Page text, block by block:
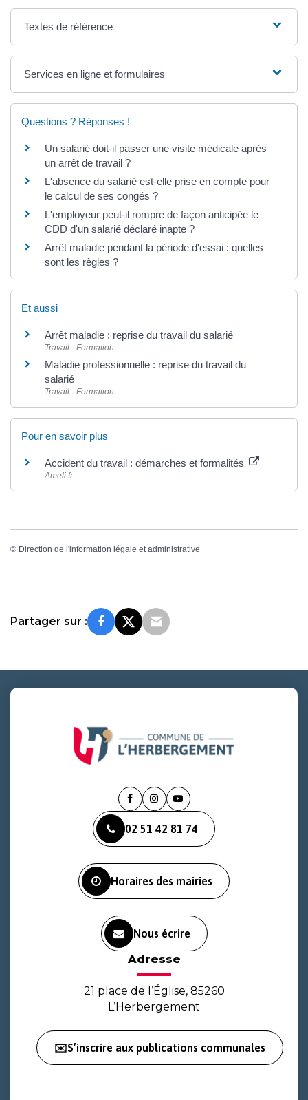
Textes de référence
Services en ligne et formulaires
Questions ? Réponses !
Un salarié doit-il passer une visite médicale après
un arrêt de travail ?
L'absence du salarié est-elle prise en compte pour
le calcul de ses congés ?
L'employeur peut-il rompre de façon anticipée le
CDD d'un salarié déclaré inapte ?
Arrêt maladie pendant la période d'essai : quelles
sont les règles ?
Et aussi
Arrêt maladie : reprise du travail du salarié
Travail - Formation
Maladie professionnelle : reprise du travail du
salarié
Travail - Formation
Pour en savoir plus
Accident du travail : démarches et formalités
Ameli.fr
© Direction de l'information légale et administrative
Partager sur :
Lien
le
compte
Lien
le
compte
Lien
la
chaîne
02 51 42 81 74
Horaires des mairies
Nous écrire
Adresse
21 place de l’Église, 85260
L’Herbergement
✉️S’inscrire aux publications communales